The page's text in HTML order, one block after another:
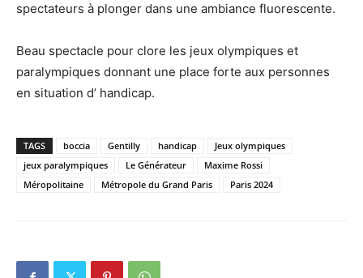
spectateurs à plonger dans une ambiance fluorescente.
Beau spectacle pour clore les jeux olympiques et
paralympiques donnant une place forte aux personnes
en situation d’ handicap.
TAGS boccia Gentilly handicap
Jeux olympiques
jeux paralympiques
Le Générateur
Maxime Rossi
Méropolitaine
Métropole du Grand Paris Paris 2024